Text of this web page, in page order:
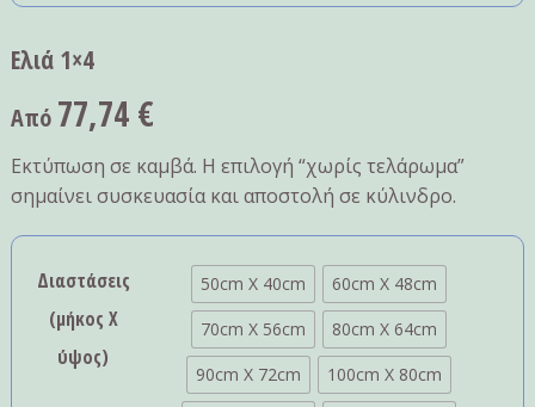
Ελιά 1×4
Από 77,74 €
Εκτύπωση σε καμβά. Η επιλογή “χωρίς τελάρωμα”
σημαίνει συσκευασία και αποστολή σε κύλινδρο.
Διαστάσεις
(μήκος Χ
ύψος)
50cm X 40cm
60cm X 48cm
70cm X 56cm
80cm X 64cm
90cm X 72cm
100cm X 80cm